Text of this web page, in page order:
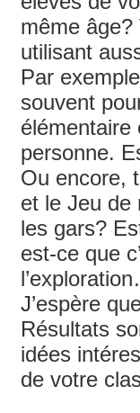
même
utilisant
Par
souvent
élémentaire
personne.
Ou encore,
et le Jeu de
les gars?
est-ce que
J’espère
Résultats
idées
de votre